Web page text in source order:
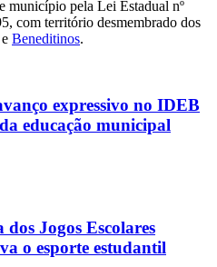
município pela Lei Estadual nº
com território desmembrado dos
e Beneditinos.
expressivo no IDEB
educação municipal
Jogos Escolares
o esporte estudantil